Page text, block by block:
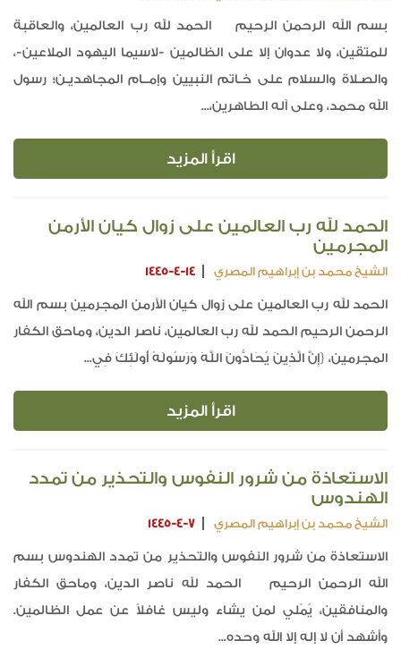
بسم الله الرحمن الرحيم الحمد لله رب العالمين، والعاقبة
للمتقين، ولا عدوان إلا على الظالمين -لاسيما اليهود الملاعين-،
والصـلاة والسلام على خـاتم النبيين وإمــام المجاهديـن؛ رسول
الله محمد، وعلى آله الطاهرين،...
اقرأ المزيد
الحمد لله رب العالمين على زوال كيان الأرمن
المجرمين
الشيخ محمد بن إبراهيم المصري 1445-4-14
الحمد لله رب العالمين على زوال كيان الأرمن المجرمين بسم الله
الرحمن الرحيم الحمد لله رب العالمين، ناصر الدين، وماحق الكفار
المجرمين، {إِنَّ الَّذِينَ يُحَادُّونَ اللَّهَ وَرَسُولَهُ أُولَئِكَ فِي...
اقرأ المزيد
الاستعاذة من شرور النفوس والتحذير من تمدد
الهندوس
الشيخ محمد بن إبراهيم المصري 1445-4-7
الاستعاذة من شرور النفوس والتحذير من تمدد الهندوس بسم
الله الرحمن الرحيم الحمد لله ناصر الدين، وماحق الكفار
والمنافقين، يُمْلي لمن يشاء وليس غافلاً عن عمل الظالمين.
وأشهد أن لا إله إلا الله وحده...